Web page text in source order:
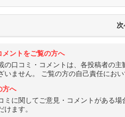
メントをご覧の方へ
の口コミ・コメントは、各投稿者の
いません。 ご覧の方の自己責任におい
方へ
ミに関してご意見・コメントがある
けます。